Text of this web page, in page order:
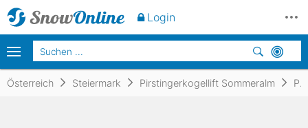
Österreich Steiermark Pirstingerkogellift Sommeralm Pistenplan
Login